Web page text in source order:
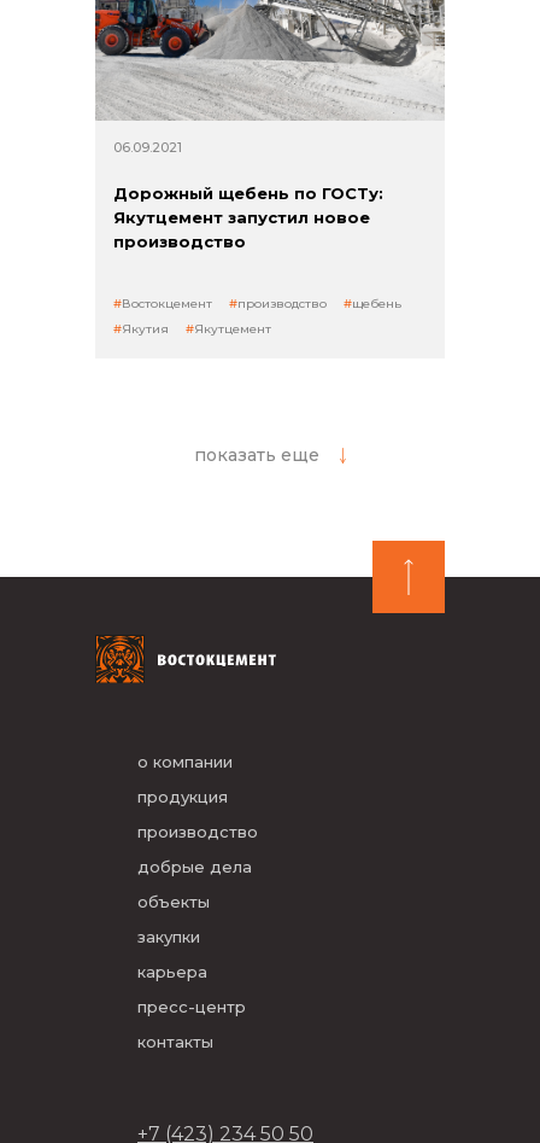
06.09.2021
Дорожный щебень по ГОСТу:
Якутцемент запустил новое
производство
Востокцемент производство
щебень
Якутия
Якутцемент
показать еще
о компании
продукция
производство
добрые дела
объекты
закупки
карьера
пресс-центр
контакты
+7 (423) 234 50 50